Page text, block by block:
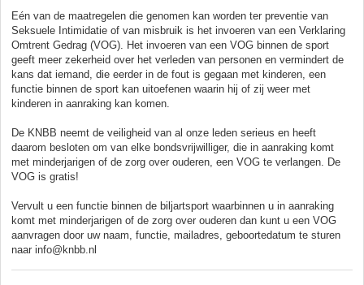
Eén van de maatregelen die genomen kan worden ter preventie van
Seksuele Intimidatie of van misbruik is het invoeren van een Verklaring
Omtrent Gedrag (VOG). Het invoeren van een VOG binnen de sport
geeft meer zekerheid over het verleden van personen en vermindert de
kans dat iemand, die eerder in de fout is gegaan met kinderen, een
functie binnen de sport kan uitoefenen waarin hij of zij weer met
kinderen in aanraking kan komen.
De KNBB neemt de veiligheid van al onze leden serieus en heeft
daarom besloten om van elke bondsvrijwilliger, die in aanraking komt
met minderjarigen of de zorg over ouderen, een VOG te verlangen. De
VOG is gratis!
Vervult u een functie binnen de biljartsport waarbinnen u in aanraking
komt met minderjarigen of de zorg over ouderen dan kunt u een VOG
aanvragen door uw naam, functie, mailadres, geboortedatum te sturen
naar info@knbb.nl